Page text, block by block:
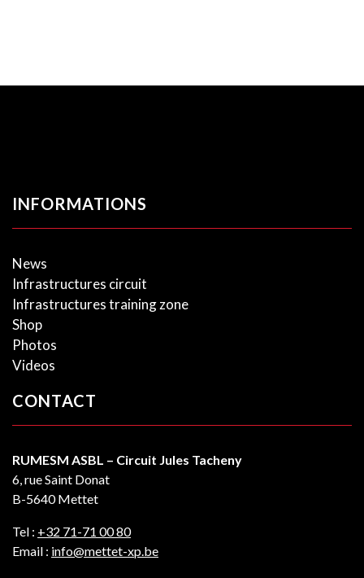
INFORMATIONS
News
Infrastructures circuit
Infrastructures training zone
Shop
Photos
Videos
CONTACT
RUMESM ASBL – Circuit Jules Tacheny
6, rue Saint Donat
B-5640 Mettet
Tel : +32 71-71 00 80
Email : info@mettet-xp.be